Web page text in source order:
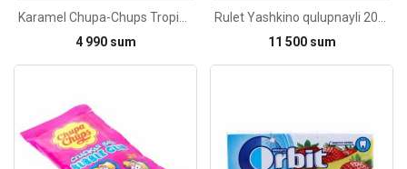
4 990 sum
11 500 sum